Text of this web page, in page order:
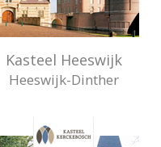
Kasteel Heeswijk
Heeswijk-Dinther